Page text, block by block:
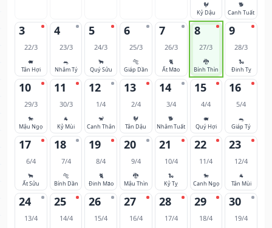
🐓
Kỷ Dậu
🐕
Canh Tuất
3
22/3
🐖
Tân Hợi
4
23/3
🐀
Nhâm Tý
5
24/3
🐂
Quý Sửu
6
25/3
🐅
Giáp Dần
7
26/3
🐈
Ất Mão
8
27/3
🐉
Bính Thìn
9
28/3
🐍
Đinh Tỵ
10
29/3
🐎
Mậu Ngọ
11
30/3
🐐
Kỷ Mùi
12
1/4
🐒
Canh Thân
13
2/4
🐓
Tân Dậu
14
3/4
🐕
Nhâm Tuất
15
4/4
🐖
Quý Hợi
16
5/4
🐀
Giáp Tý
17
6/4
🐂
Ất Sửu
18
7/4
🐅
Bính Dần
19
8/4
🐈
Đinh Mão
20
9/4
🐉
Mậu Thìn
21
10/4
🐍
Kỷ Tỵ
22
11/4
🐎
Canh Ngọ
23
12/4
🐐
Tân Mùi
24
13/4
25
14/4
26
15/4
27
16/4
28
17/4
29
18/4
30
19/4